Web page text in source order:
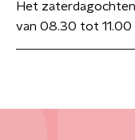
Het
van 08.30 tot 11.00